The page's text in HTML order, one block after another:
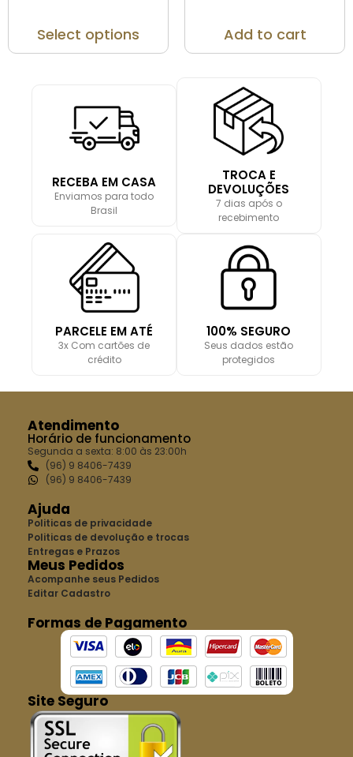
Select options Add to cart
RECEBA EM CASA
Enviamos para todo
Brasil
TROCA E
DEVOLUÇÕES
7 dias após o
recebimento
PARCELE EM ATÉ
3x Com cartões de
crédito
100% SEGURO
Seus dados estão
protegidos
Atendimento
Horário de funcionamento
Segunda a sexta: 8:00 às 23:00h
(96) 9 8406-7439
(96) 9 8406-7439
Ajuda
Politicas de privacidade
Politicas de devolução e trocas
Entregas e Prazos
Meus Pedidos
Acompanhe seus Pedidos
Editar Cadastro
Formas de Pagamento
Site Seguro